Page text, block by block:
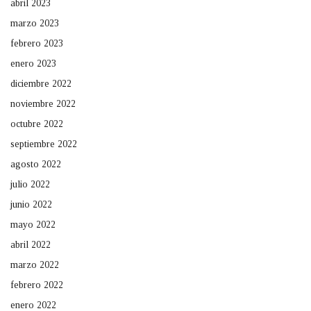
abril 2023
marzo 2023
febrero 2023
enero 2023
diciembre 2022
noviembre 2022
octubre 2022
septiembre 2022
agosto 2022
julio 2022
junio 2022
mayo 2022
abril 2022
marzo 2022
febrero 2022
enero 2022